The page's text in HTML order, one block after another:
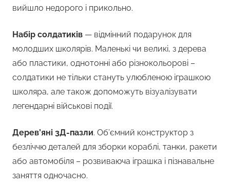
вийшло недорого і прикольно.
Набір солдатиків — відмінний подарунок для
молодших школярів. Маленькі чи великі, з дерева
або пластики, однотонні або різнокольорові –
солдатики не тільки стануть улюбленою іграшкою
школяра, але також допоможуть візуалізувати
легендарні військові події.
Дерев’яні 3Д-пазли. Об’ємний конструктор з
безліччю деталей для зборки кораблі, танки, ракети
або автомобіля – розвиваюча іграшка і пізнавальне
заняття одночасно.